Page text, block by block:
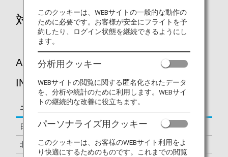
対象便
A.P.I.（ADVANCE PASSENGER
INFORMATION）
エリア 対象路線
日本 日本発着便
北米 アメリカ発着便、カナダ発着便、メキシコ発着便
このクッキーは、WEBサイトの一般的な動作の
ために必要です。お客様が安全にフライトを予
約したり、ログイン状態を継続できるようにし
ます。
分析用クッキー
WEBサイトの閲覧に関する匿名化されたデータ
を、分析や統計のために利用します。WEBサイ
トの継続的な改善に役立ちます。
パーソナライズ用クッキー
このクッキーは、お客様のWEBサイト利用をよ
り快適にするためのものです。これまでの閲覧